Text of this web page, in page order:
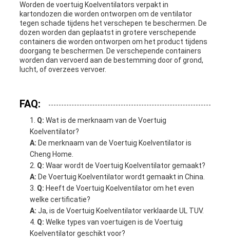
Worden de voertuig Koelventilators verpakt in
kartondozen die worden ontworpen om de ventilator
tegen schade tijdens het verschepen te beschermen. De
dozen worden dan geplaatst in grotere verschepende
containers die worden ontworpen om het product tijdens
doorgang te beschermen. De verschepende containers
worden dan vervoerd aan de bestemming door of grond,
lucht, of overzees vervoer.
FAQ:
Q: Wat is de merknaam van de Voertuig
Koelventilator?
A: De merknaam van de Voertuig Koelventilator is
Cheng Home.
Q: Waar wordt de Voertuig Koelventilator gemaakt?
A: De Voertuig Koelventilator wordt gemaakt in China.
Q: Heeft de Voertuig Koelventilator om het even
welke certificatie?
A: Ja, is de Voertuig Koelventilator verklaarde UL TUV.
Q: Welke types van voertuigen is de Voertuig
Koelventilator geschikt voor?